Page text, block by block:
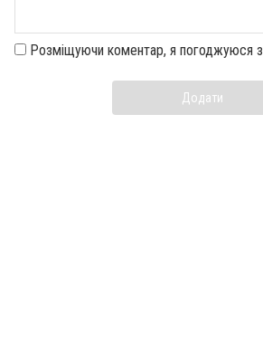
Розміщуючи коментар, я погоджуюся з
Додати